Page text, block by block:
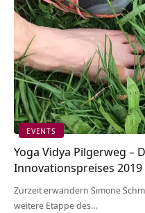
EVENTS
Yoga Vidya Pilgerweg –
Innovationspreises 2019
Zurzeit erwandern Simone
weitere Etappe des…